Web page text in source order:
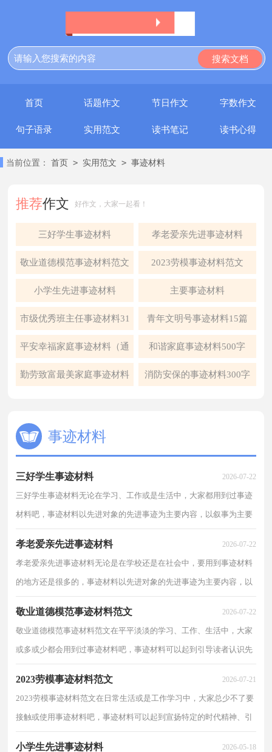
首页 话题作文 节日作文 字数作文
句子语录 实用范文 读书笔记 读书心得
当前位置： 首页 > 实用范文 > 事迹材料
推荐作文 好作文，大家一起看！
三好学生事迹材料 孝老爱亲先进事迹材料
敬业道德模范事迹材料范文 2023劳模事迹材料范文
小学生先进事迹材料 主要事迹材料
市级优秀班主任事迹材料31
篇
青年文明号事迹材料15篇
平安幸福家庭事迹材料（通
用10篇）
和谐家庭事迹材料500字
（精选6篇）
勤劳致富最美家庭事迹材料 消防安保的事迹材料300字
事迹材料
三好学生事迹材料 2026-07-22
三好学生事迹材料无论在学习、工作或是生活中，大家都用到过事迹
材料吧，事迹材料以先进对象的先进事迹为主要内容，以叙事为主要
孝老爱亲先进事迹材料 2026-07-22
孝老爱亲先进事迹材料无论是在学校还是在社会中，要用到事迹材料
的地方还是很多的，事迹材料以先进对象的先进事迹为主要内容，以
敬业道德模范事迹材料范文 2026-07-22
敬业道德模范事迹材料范文在平平淡淡的学习、工作、生活中，大家
或多或少都会用到过事迹材料吧，事迹材料可以起到引导读者认识先
2023劳模事迹材料范文 2026-07-21
2023劳模事迹材料范文在日常生活或是工作学习中，大家总少不了要
接触或使用事迹材料吧，事迹材料可以起到宣扬特定的时代精神、引
小学生先进事迹材料 2026-05-18